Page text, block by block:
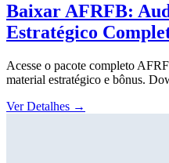
Baixar AFRFB:
Estratégico
Acesse o pacote completo
material estratégico e bônus.
Ver Detalhes →